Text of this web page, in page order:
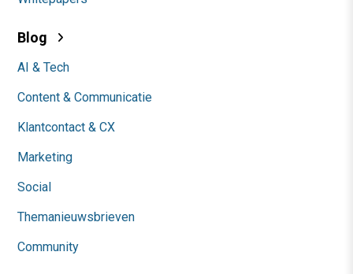
Blog
AI & Tech
Content & Communicatie
Klantcontact & CX
Marketing
Social
Themanieuwsbrieven
Community